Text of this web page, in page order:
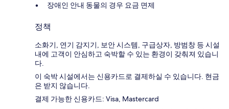
장애인 안내 동물의 경우 요금 면제
정책
소화기, 연기 감지기, 보안 시스템, 구급상자, 방범창 등 시설
내에 고객이 안심하고 숙박할 수 있는 환경이 갖춰져 있습니
다.
이 숙박 시설에서는 신용카드로 결제하실 수 있습니다. 현금
은 받지 않습니다.
결제 가능한 신용카드: Visa, Mastercard